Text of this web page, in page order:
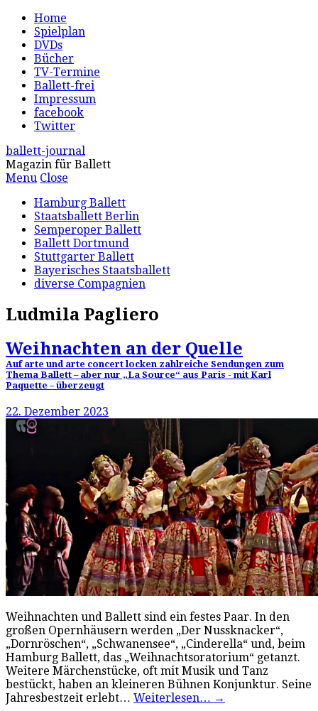
Home
Spielplan
DVDs
Bücher
TV-Termine
Ballett-frei
Impressum
facebook
Twitter
ballett-journal
Magazin für Ballett
Menu Close
Hamburg Ballett
Staatsballett Berlin
Semperoper Ballett
Ballett Dortmund
Stuttgarter Ballett
Bayerisches Staatsballett
diverse Compagnien
Ludmila Pagliero
Weihnachten an der Quelle
Auf arte und arte concert locken zahlreiche Sendungen zum
Thema Ballett – aber nur „La Source“ aus Paris - mit Karl
Paquette – überzeugt
22. Dezember 2023
Weihnachten und Ballett sind ein festes Paar. In den
großen Opernhäusern werden „Der Nussknacker“,
„Dornröschen“, „Schwanensee“, „Cinderella“ und, beim
Hamburg Ballett, das „Weihnachtsoratorium“ getanzt.
Weitere Märchenstücke, oft mit Musik und Tanz
bestückt, haben an kleineren Bühnen Konjunktur. Seine
Jahresbestzeit erlebt… Weiterlesen… →